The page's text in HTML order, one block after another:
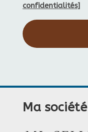
confidentialités]
Ma société